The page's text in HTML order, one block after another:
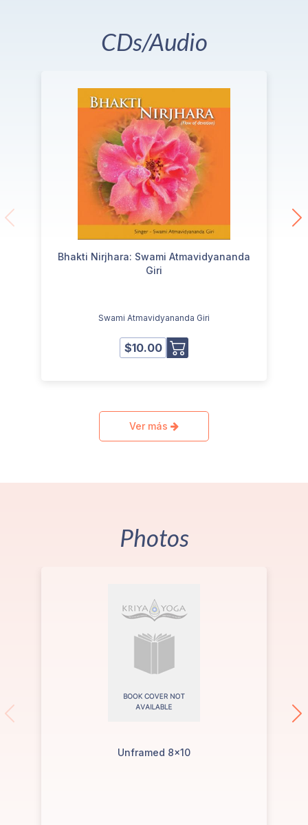
CDs/Audio
Bhakti Nirjhara: Swami Atmavidyananda
Giri
Swami Atmavidyananda Giri
$10.00
Ver más
Photos
Unframed 8x10